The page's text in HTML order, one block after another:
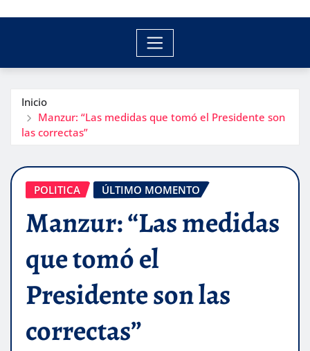
Inicio
Manzur: “Las medidas que tomó el Presidente son
las correctas”
POLITICA ÚLTIMO MOMENTO
Manzur: “Las medidas
que tomó el
Presidente son las
correctas”